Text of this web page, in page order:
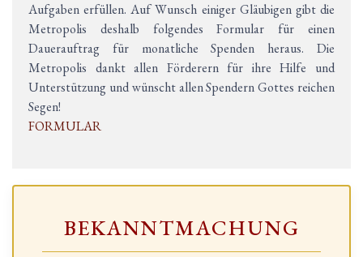
Aufgaben erfüllen. Auf Wunsch einiger Gläubigen gibt die
Metropolis deshalb folgendes Formular für einen
Dauerauftrag für monatliche Spenden heraus. Die
Metropolis dankt allen Förderern für ihre Hilfe und
Unterstützung und wünscht allen Spendern Gottes reichen
Segen!
FORMULAR
BEKANNTMACHUNG